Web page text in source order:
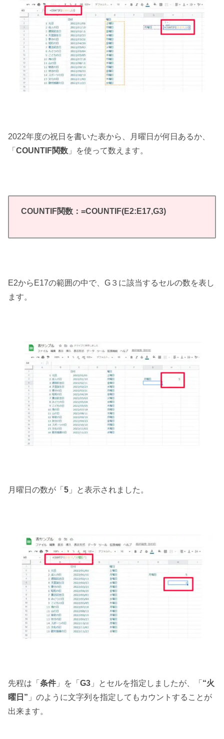
2022年度の祝日を書いた表から、月曜日が何日あるか、
「 COUNTIF関数 」を使って数えます。
COUNTIF関数：=COUNTIF(E2:E17,G3)
E2からE17の範囲の中で、G３に該当するセルの数を表し
ます。
月曜日の数が「 5 」と表示されました。
先程は「 条件 」を「 G3 」とセルを指定しましたが、「 “火
曜日” 」のように文字列を指定してもカウントすることが
出来ます。